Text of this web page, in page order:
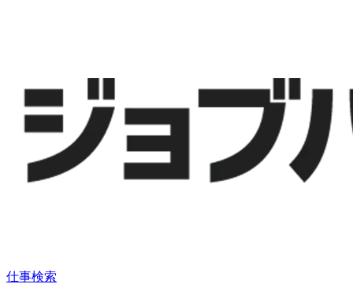
仕事検索